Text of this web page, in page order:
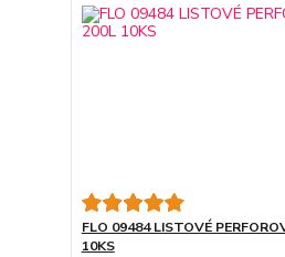
FLO 09484 LISTOVÉ
10KS